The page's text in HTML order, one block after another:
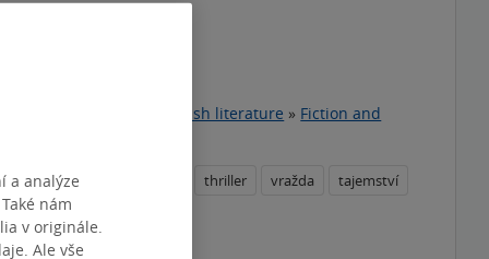
English literature » Fiction and
sériový vrah thriller vražda
tajemství
a analýze
nám
v originále.
Ale vše